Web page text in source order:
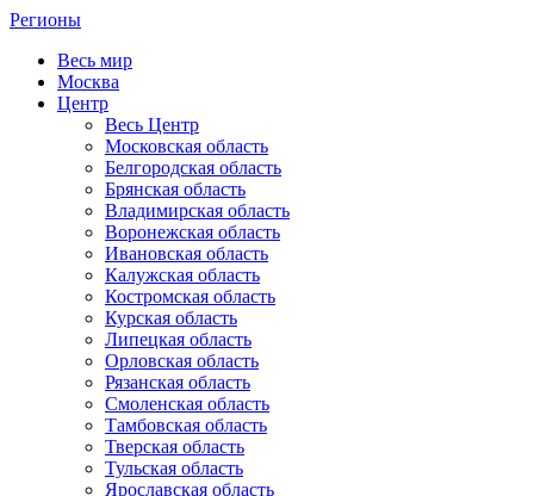
Регионы
Весь мир
Москва
Центр
Весь Центр
Московская область
Белгородская область
Брянская область
Владимирская область
Воронежская область
Ивановская область
Калужская область
Костромская область
Курская область
Липецкая область
Орловская область
Рязанская область
Смоленская область
Тамбовская область
Тверская область
Тульская область
Ярославская область